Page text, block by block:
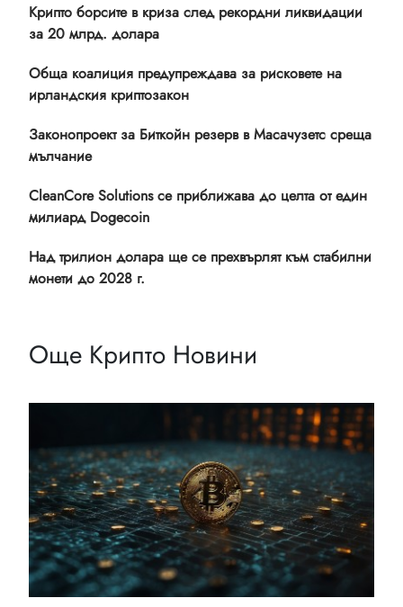
Крипто борсите в криза след рекордни ликвидации
за 20 млрд. долара
Обща коалиция предупреждава за рисковете на
ирландския криптозакон
Законопроект за Биткойн резерв в Масачузетс среща
мълчание
CleanCore Solutions се приближава до целта от един
милиард Dogecoin
Над трилион долара ще се прехвърлят към стабилни
монети до 2028 г.
Още Крипто Новини